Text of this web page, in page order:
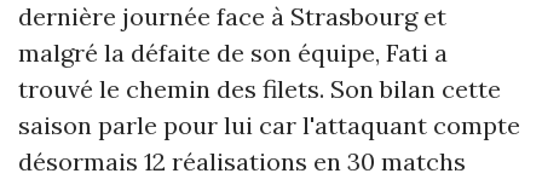
dernière journée face à Strasbourg et
malgré la défaite de son équipe, Fati a
trouvé le chemin des filets. Son bilan cette
saison parle pour lui car l'attaquant compte
désormais 12 réalisations en 30 matchs